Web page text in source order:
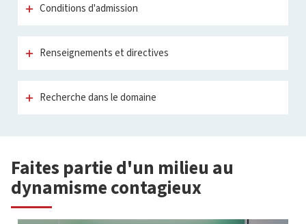
Conditions d'admission
Renseignements et directives
Recherche dans le domaine
Faites partie d'un milieu au
dynamisme contagieux